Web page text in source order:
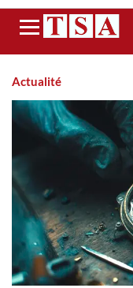
Menu
Actualité